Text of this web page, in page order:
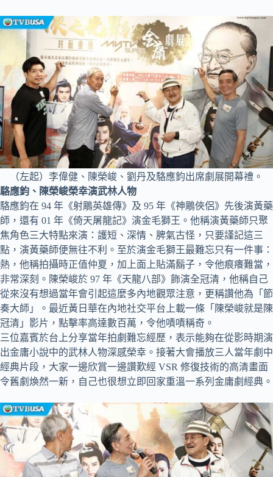
（左起）李偉健、陳榮峻、劉丹及駱應鈞出席劇展開幕禮。
駱應鈞、陳榮峻榮幸演武林人物
駱應鈞在 94 年《射鵰英雄傳》及 95 年《神鵰俠侶》先後演黃藥
師，還有 01 年《倚天屠龍記》演金毛獅王。他稱演黃藥師只聚
焦角色三大特點來演：護短、深情、脾氣古怪，只要謹記這三
點，演黃藥師便無往不利。⾄於演金毛獅王最難忘只有⼀件事：
熱，他稱拍攝時正值仲夏，加上面上貼滿鬍⼦，令他痕癢難當，
非常深刻。陳榮峻於 97 年《天龍八部》飾演全冠清，他稱自己
從來沒有想過當年會引起這麼多內地觀眾注意，更稱讚他為「節
奏大師」。最近黃日華在內地社交平台上載⼀條「陳榮峻就是陳
冠清」影片，點擊率高達數百萬，令他嘖嘖稱奇。
三位嘉賓於台上分享當年拍劇難忘經歷，表示能夠在從影時期演
出金庸小說中的武林人物深感榮幸。接著大會播放三人當年劇中
經典片段，大家⼀邊欣賞⼀邊讚歎經 VSR 修復技術的高清畫面
令舊劇煥然⼀新，自己也很想立即回家重溫一系列金庸劇經典。